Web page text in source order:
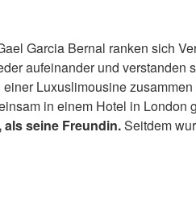
Garcia Bernal ranken sich
aufeinander und
Luxuslimousine
in einem Hotel in London
als seine Freundin.Seitdem